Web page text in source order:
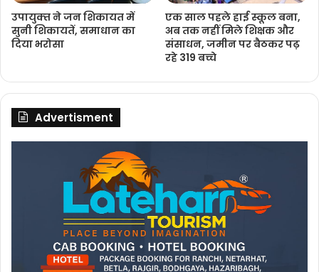
उपायुक्‍त ने जन शिकायत में
सुनी शिकायतें, समाधान का
दिया भरोसा
एक साल पहले हाई स्कूल बना,
अब तक नहीं मिले शिक्षक और
संसाधन, जमीन पर बैठकर पढ़
रहे 319 बच्चे
Advertisment